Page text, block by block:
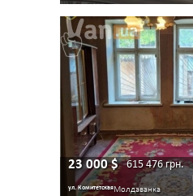
23 000$ 615 476грн.
ул. КомитетскаяМолдаванка